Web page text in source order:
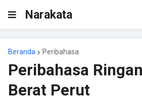
Narakata
Beranda Peribahasa
Peribahasa
Berat Perut